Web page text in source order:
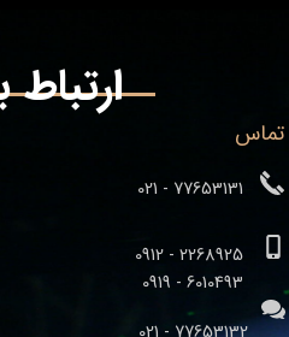
تماس
77653131 - 021
2268925 - 0912
​​​​​​​6010493 - 0919
ارتباط